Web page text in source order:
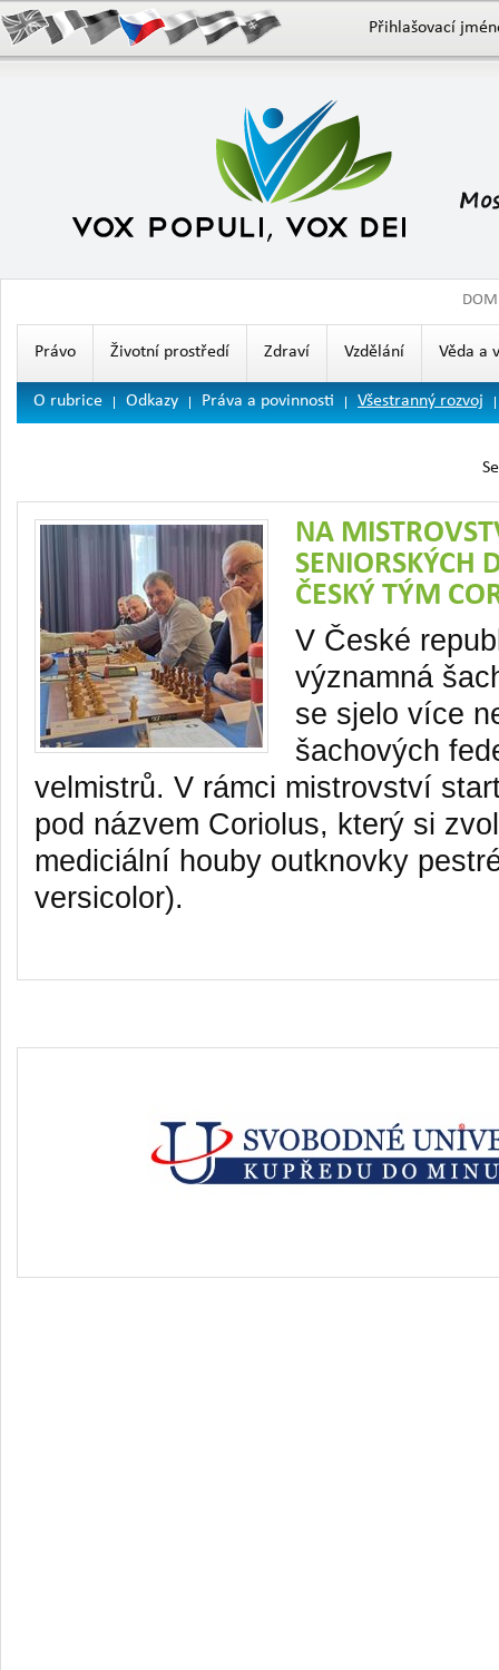
Právo Životní prostředí Zdraví Vzdělání Věda a
O rubrice Odkazy Práva a povinnosti Všestranný rozvoj
NA
SENIORSKÝCH
ČESKÝ TÝM
V České
významná
se sjelo více
šachových
velmistrů. V rámci mistrovství
pod názvem Coriolus, který si
mediciální houby outknovky
versicolor).
Přihlašovací